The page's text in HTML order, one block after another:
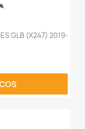
GLB (X247) 2019-